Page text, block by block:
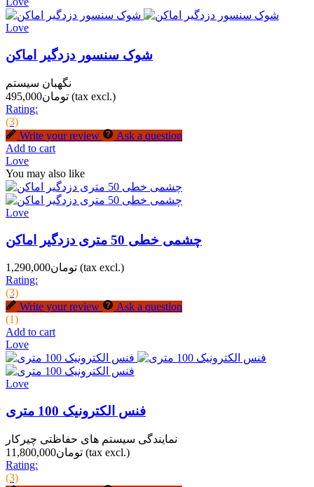
Love
شوک سنسور دزدگیر اماکن
نگهبان سیستم
تومان495,000 (tax excl.)
Rating:
(3)
Write your review
Ask a question
Add to cart
Love
You may also like
Love
چشمی خطی 50 متری دزدگیر اماکن
تومان1,290,000 (tax excl.)
Rating:
(3)
Write your review
Ask a question
(1)
Add to cart
Love
Love
فنس الکترونیک 100 متری
نمایندگی سیستم های حفاظتی چیرکار
تومان11,800,000 (tax excl.)
Rating:
(3)